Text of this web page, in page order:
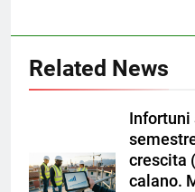
Related News
crescita
calano.